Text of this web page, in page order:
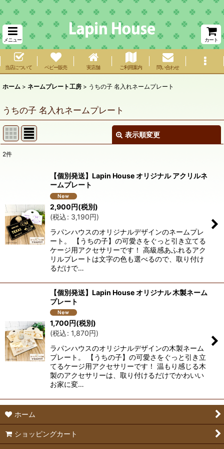
メニュー カート
当店について ベビー販売 実店舗 ご利用案内 問い合わせ
ホーム > ネームプレート工房 > うちの子 名入れネームプレート
うちの子 名入れネームプレート
表示順変更
並び順:
絞り込む
2件
【個別発送】Lapin House オリジナル アクリルネ
ームプレート
2,900円(税別)
(税込: 3,190円)
ラパンハウスのオリジナルデザインのネームプレ
ート。 【うちの子】の可愛さをぐっと引き立てる
ケージ用アクセサリーです！ 高級感あふれるアク
リルプレートは文字の色も選べるので、取り付け
るだけで…
【個別発送】Lapin House オリジナル 木製ネーム
プレート
1,700円(税別)
(税込: 1,870円)
ラパンハウスのオリジナルデザインの木製ネーム
プレート。 【うちの子】の可愛さをぐっと引き立
てるケージ用アクセサリーです！ 温もり感じる木
製のアクセサリーは、取り付けるだけでかわいい
お家に変…
ホーム
ショッピングカート